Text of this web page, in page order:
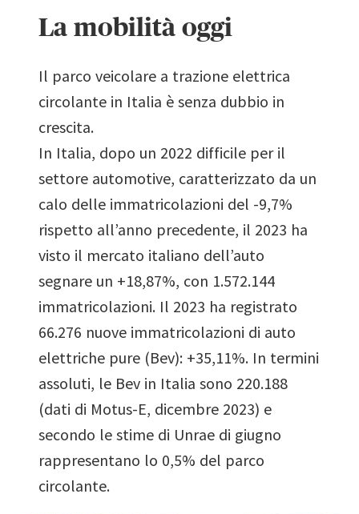
negli
appunti!
La mobilità oggi
Il parco veicolare a trazione elettrica
circolante in Italia è senza dubbio in
crescita.
In Italia, dopo un 2022 difficile per il
settore automotive, caratterizzato da un
calo delle immatricolazioni del -9,7%
rispetto all’anno precedente, il 2023 ha
visto il mercato italiano dell’auto
segnare un +18,87%, con 1.572.144
immatricolazioni. Il 2023 ha registrato
66.276 nuove immatricolazioni di auto
elettriche pure (Bev): +35,11%. In termini
assoluti, le Bev in Italia sono 220.188
(dati di Motus-E, dicembre 2023) e
secondo le stime di Unrae di giugno
rappresentano lo 0,5% del parco
circolante.